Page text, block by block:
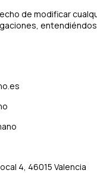
de modificar
4, 46015 Valencia